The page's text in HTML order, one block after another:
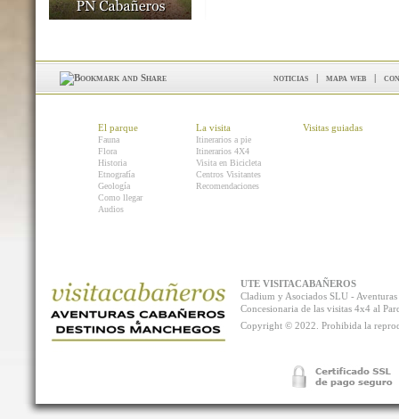
noticias | mapa web |
El parque
Fauna
Flora
Historia
Etnografía
Geología
Como llegar
Audios
La visita
Itinerarios a pie
Itinerarios 4X4
Visita en Bicicleta
Centros Visitantes
Recomendaciones
Visitas guiadas
UTE VISITACABAÑEROS
Cladium y Asociados SLU -
Concesionaria de las visitas 4x4 al
Copyright © 2022. Prohibida la